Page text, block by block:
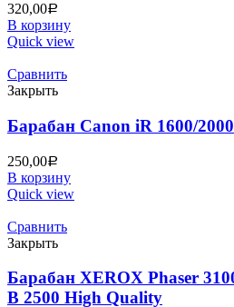
320,00Р
В корзину
Quick view
Сравнить
Закрыть
Барабан Canon iR 1600/
250,00Р
В корзину
Quick view
Сравнить
Закрыть
Барабан XEROX Phaser
B 2500 High Quality